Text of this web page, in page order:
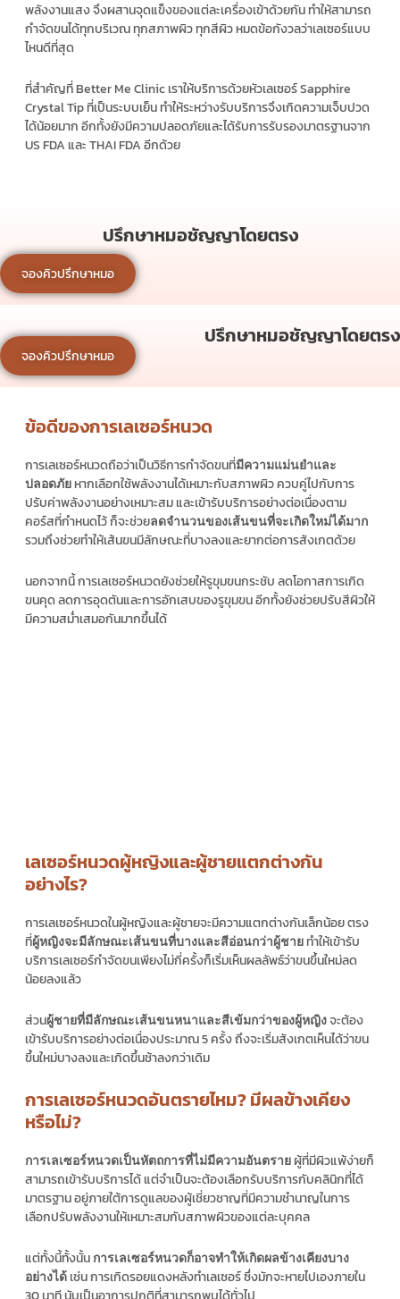
พลังงานแสง จึงผสานจุดแข็งของแต่ละเครื่องเข้าด้วยกัน ทำให้สามารถ
กำจัดขนได้ทุกบริเวณ ทุกสภาพผิว ทุกสีผิว หมดข้อกังวลว่าเลเซอร์แบบ
ไหนดีที่สุด
ที่สำคัญที่ Better Me Clinic เราให้บริการด้วยหัวเลเซอร์ Sapphire
Crystal Tip ที่เป็นระบบเย็น ทำให้ระหว่างรับบริการจึงเกิดความเจ็บปวด
ได้น้อยมาก อีกทั้งยังมีความปลอดภัยและได้รับการรับรองมาตรฐานจาก
US FDA และ THAI FDA อีกด้วย
ปรึกษาหมอชัญญาโดยตรง
จองคิวปรึกษาหมอ
ปรึกษาหมอชัญญาโดยตรง
จองคิวปรึกษาหมอ
ข้อดีของการเลเซอร์หนวด
การเลเซอร์หนวดถือว่าเป็นวิธีการกำจัดขนที่มีความแม่นยำและ
ปลอดภัย หากเลือกใช้พลังงานได้เหมาะกับสภาพผิว ควบคู่ไปกับการ
ปรับค่าพลังงานอย่างเหมาะสม และเข้ารับบริการอย่างต่อเนื่องตาม
คอร์สที่กำหนดไว้ ก็จะช่วยลดจำนวนของเส้นขนที่จะเกิดใหม่ได้มาก
รวมถึงช่วยทำให้เส้นขนมีลักษณะที่บางลงและยากต่อการสังเกตด้วย
นอกจากนี้ การเลเซอร์หนวดยังช่วยให้รูขุมขนกระชับ ลดโอกาสการเกิด
ขนคุด ลดการอุดตันและการอักเสบของรูขุมขน อีกทั้งยังช่วยปรับสีผิวให้
มีความสม่ำเสมอกันมากขึ้นได้
เลเซอร์หนวดผู้หญิงและผู้ชายแตกต่างกัน
อย่างไร?
การเลเซอร์หนวดในผู้หญิงและผู้ชายจะมีความแตกต่างกันเล็กน้อย ตรง
ที่ผู้หญิงจะมีลักษณะเส้นขนที่บางและสีอ่อนกว่าผู้ชาย ทำให้เข้ารับ
บริการเลเซอร์กำจัดขนเพียงไม่กี่ครั้งก็เริ่มเห็นผลลัพธ์ว่าขนขึ้นใหม่ลด
น้อยลงแล้ว
ส่วนผู้ชายที่มีลักษณะเส้นขนหนาและสีเข้มกว่าของผู้หญิงจะต้อง
เข้ารับบริการอย่างต่อเนื่องประมาณ 5 ครั้ง ถึงจะเริ่มสังเกตเห็นได้ว่าขน
ขึ้นใหม่บางลงและเกิดขึ้นช้าลงกว่าเดิม
การเลเซอร์หนวดอันตรายไหม? มีผลข้างเคียง
หรือไม่?
การเลเซอร์หนวดเป็นหัตถการที่ไม่มีความอันตราย ผู้ที่มีผิวแพ้ง่ายก็
สามารถเข้ารับบริการได้ แต่จำเป็นจะต้องเลือกรับบริการกับคลินิกที่ได้
มาตรฐาน อยู่ภายใต้การดูแลของผู้เชี่ยวชาญที่มีความชำนาญในการ
เลือกปรับพลังงานให้เหมาะสมกับสภาพผิวของแต่ละบุคคล
แต่ทั้งนี้ทั้งนั้น การเลเซอร์หนวดก็อาจทำให้เกิดผลข้างเคียงบาง
อย่างได้ เช่น การเกิดรอยแดงหลังทำเลเซอร์ ซึ่งมักจะหายไปเองภายใน